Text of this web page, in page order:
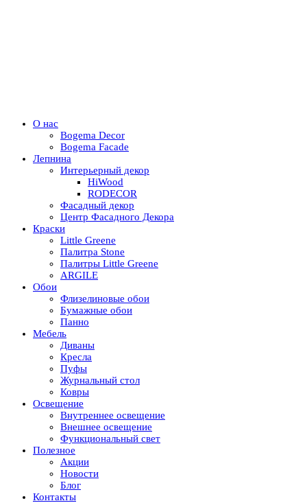
О нас
Bogema Decor
Bogema Facade
Лепнина
Интерьерный декор
HiWood
RODECOR
Фасадный декор
Центр Фасадного Декора
Краски
Little Greene
Палитра Stone
Палитры Little Greene
ARGILE
Обои
Флизелиновые обои
Бумажные обои
Панно
Мебель
Диваны
Кресла
Пуфы
Журнальный стол
Ковры
Освещение
Внутреннее освещение
Внешнее освещение
Функциональный свет
Полезное
Акции
Новости
Блог
Контакты